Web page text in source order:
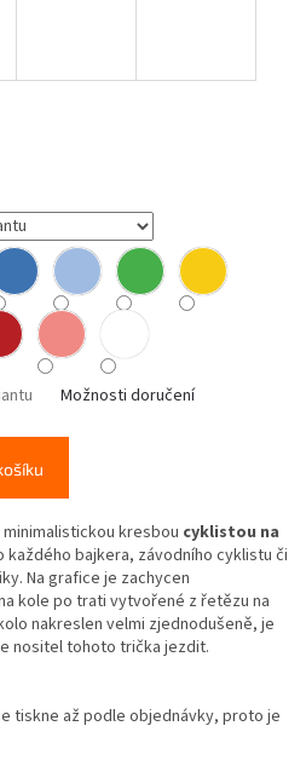
Možnosti doručení
kresbou cyklistou na
bajkera, závodního cyklistu či
Na grafice je zachycen
kole po trati vytvořené z řetězu na
nakreslen velmi zjednodušeně, je
nositel tohoto trička jezdit.
tiskne až podle objednávky, proto je